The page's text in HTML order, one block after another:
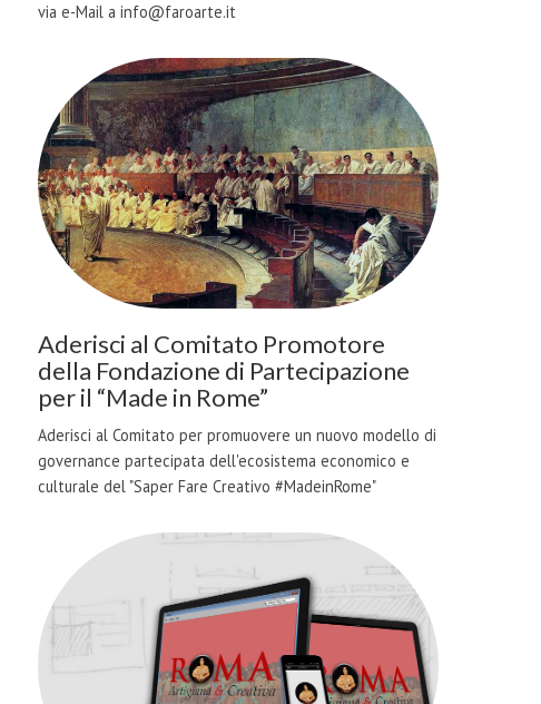
via e-Mail a info@faroarte.it
Aderisci al Comitato Promotore
della Fondazione di Partecipazione
per il “Made in Rome”
Aderisci al Comitato per promuovere un nuovo modello di
governance partecipata dell'ecosistema economico e
culturale del "Saper Fare Creativo #MadeinRome"